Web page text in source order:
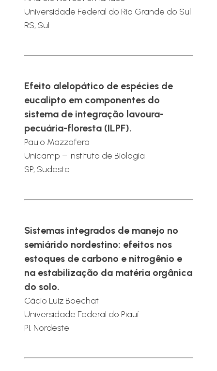
Universidade Federal do Rio Grande do Sul
RS, Sul
Efeito alelopático de espécies de
eucalipto em componentes do
sistema de integração lavoura-
pecuária-floresta (ILPF).
Paulo Mazzafera
Unicamp – Instituto de Biologia
SP, Sudeste
Sistemas integrados de manejo no
semiárido nordestino: efeitos nos
estoques de carbono e nitrogênio e
na estabilização da matéria orgânica
do solo.
Cácio Luiz Boechat
Universidade Federal do Piauí
PI, Nordeste